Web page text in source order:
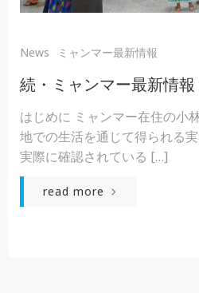
News ミャンマー最新情報
続・ミャンマー最新情
はじめに ミャンマー在住の小
地での生活を通じて得られる
実際に確認されている […]
read more